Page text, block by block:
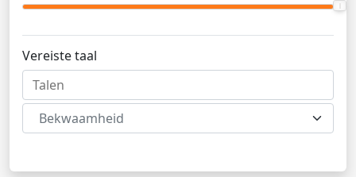
Vereiste taal
Bekwaamheid